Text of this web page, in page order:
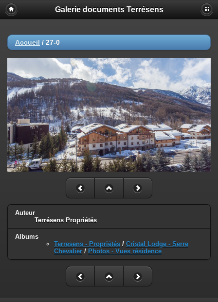
Galerie documents Terrésens
Accueil / 27-0
Auteur
Terrésens Propriétés
Albums
Terresens - Propriétés / Cristal Lodge - Serre
Chevalier / Photos - Vues résidence